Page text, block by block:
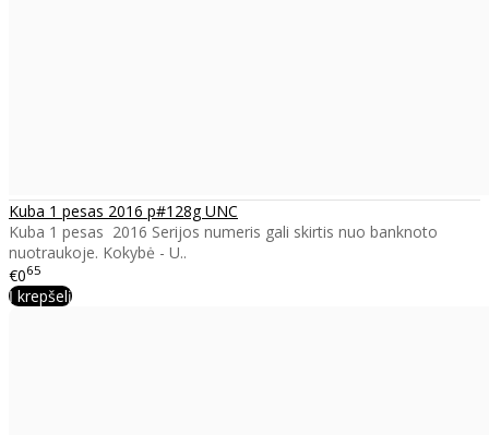
Kuba 1 pesas 2016 p#128g UNC
Kuba 1 pesas 2016 Serijos numeris gali skirtis nuo banknoto
nuotraukoje. Kokybė - U..
€065
Į krepšelį